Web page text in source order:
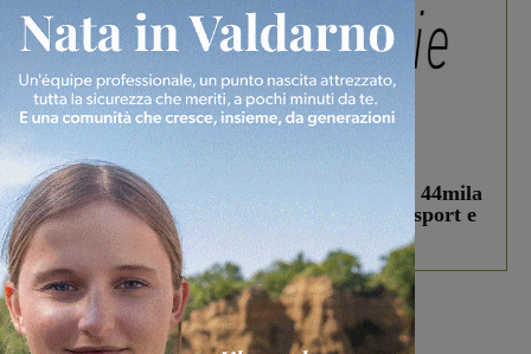
In vetrina 3 Agosto 2026
Estra Notizie agosto: Smart Cities, oltre 44mila
studenti coinvolti, torna il bando per lo sport e
debutta il podcast Estrair